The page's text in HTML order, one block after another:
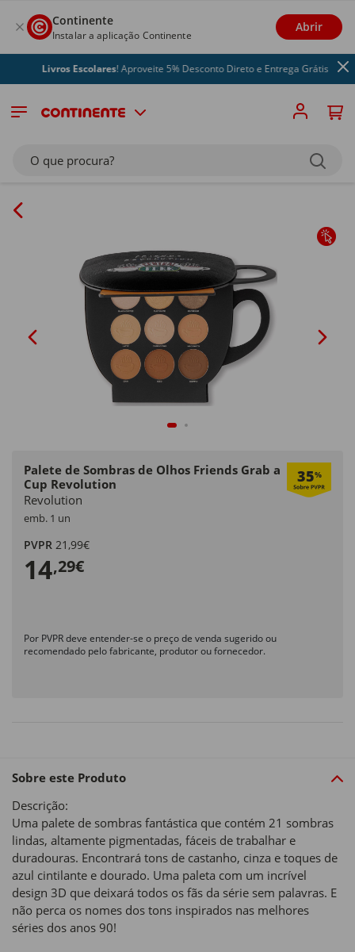
Continente
Instalar a aplicação Continente
Abrir
Livros Escolares! Aproveite 5% Desconto Direto e Entrega Grátis
O que procura?
Palete de Sombras de Olhos Friends Grab a
Cup Revolution
35%
Revolution
emb. 1 un
PVPR 21,99€
14,29€
Por PVPR deve entender-se o preço de venda sugerido ou
recomendado pelo fabricante, produtor ou fornecedor.
Sobre este Produto
Descrição:
Uma palete de sombras fantástica que contém 21 sombras
lindas, altamente pigmentadas, fáceis de trabalhar e
duradouras. Encontrará tons de castanho, cinza e toques de
azul cintilante e dourado. Uma paleta com um incrível
design 3D que deixará todos os fãs da série sem palavras. E
não perca os nomes dos tons inspirados nas melhores
séries dos anos 90!